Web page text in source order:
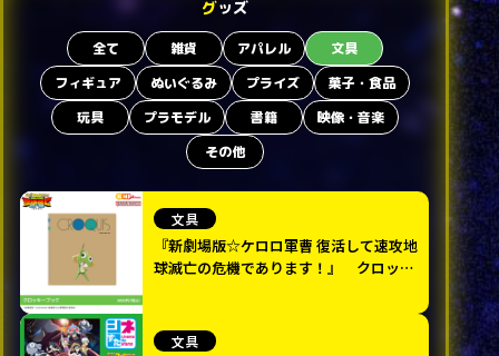
グッズ
全て 雑貨 アパレル
文具
フィギュア
ぬいぐるみ プライズ
菓子・食品
玩具
プラモデル 書籍
映像・音楽
その他
文具
『新劇場版☆ケロロ軍曹 復活して速攻地
球滅亡の危機であります！』 クロッキ
文具